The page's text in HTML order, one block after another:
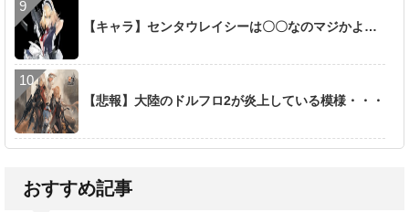
【キャラ】センタウレイシーは〇〇なのマジかよ…
【悲報】大陸のドルフロ2が炎上している模様・・・
おすすめ記事